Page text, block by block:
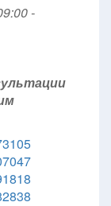
-